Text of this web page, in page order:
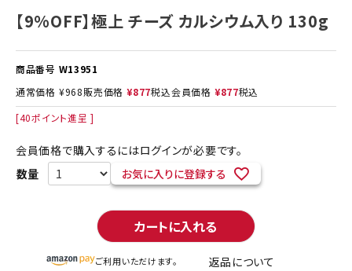
【9%OFF】極上 チーズ カルシウム入り 130g
商品番号 W13951
通常価格 ¥968販売価格 ¥877税込会員価格 ¥877税込
[40ポイント進呈 ]
会員価格で購入するにはログインが必要です。
お気に入りに登録する
カートに入れる
ご利用いただけます。 返品について